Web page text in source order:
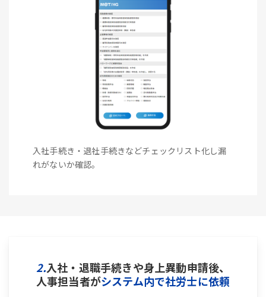
入社手続き・退社手続きなどチェックリスト化し漏
れがないか確認。
2.入社・退職手続きや身上異動申請後、
人事担当者がシステム内で社労士に依頼